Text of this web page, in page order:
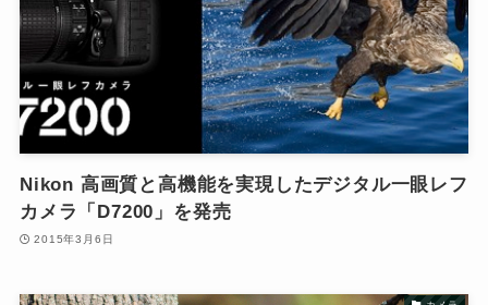
Nikon 高画質と高機能を実現したデジタル一眼レフ
カメラ「D7200」を発売
2015年3月6日